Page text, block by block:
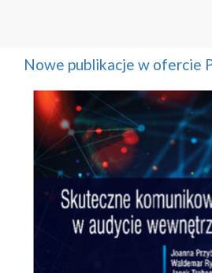
Nowe publikacje w ofercie